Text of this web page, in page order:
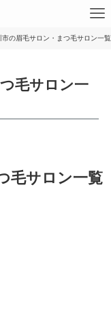
市の眉毛サロン・まつ毛サロン一覧
毛サロン一
毛サロン一覧